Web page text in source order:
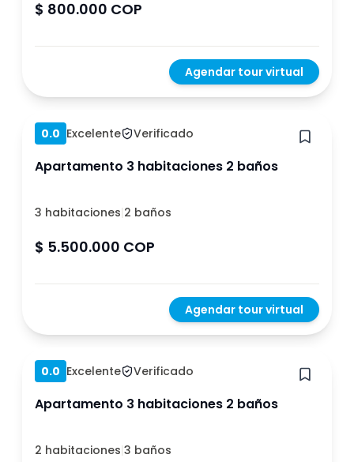
$ 800.000 COP
Agendar tour virtual
Hace 1 año
0.0 Excelente Verificado
Apartamento 3 habitaciones 2 baños
3 habitaciones|2 baños
$ 5.500.000 COP
Agendar tour virtual
Hace 1 año
0.0 Excelente Verificado
Apartamento 3 habitaciones 2 baños
2 habitaciones|3 baños